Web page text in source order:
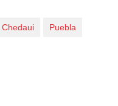
Chedaui Puebla